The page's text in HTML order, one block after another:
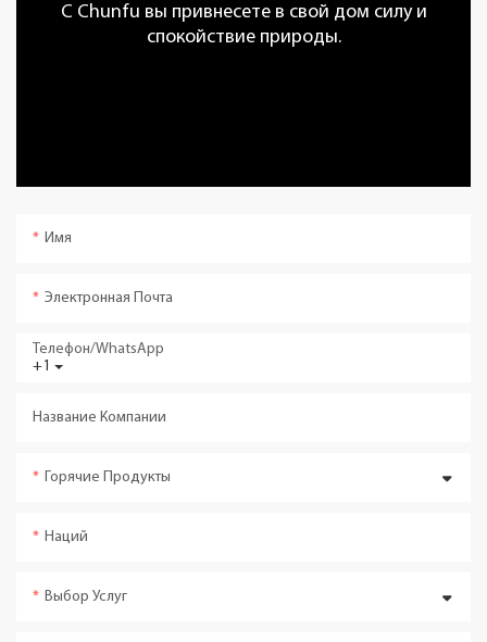
С Chunfu вы привнесете в свой дом силу и
спокойствие природы.
Имя
Электронная Почта
+1
Телефон/WhatsApp
Название Компании
Горячие Продукты
Наций
Выбор Услуг